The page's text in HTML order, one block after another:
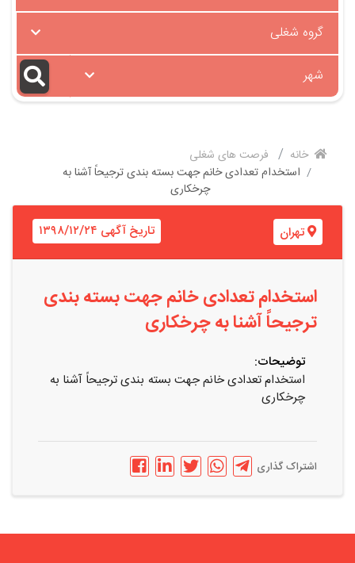
گروه شغلی
شهر
خانه
فرصت های شغلی
استخدام تعدادی خانم جهت بسته بندی ترجیحاً آشنا به
چرخکاری
تهران تاریخ آگهی ۱۳۹۸/۱۲/۲۴
استخدام تعدادی خانم جهت بسته بندی
ترجیحاً آشنا به چرخکاری
توضیحات:
استخدام تعدادی خانم جهت بسته بندی ترجیحاً آشنا به
چرخکاری
اشتراک گذاری